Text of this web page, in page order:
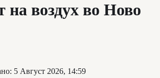
на воздух во Ново
: 5 Август 2026, 14:59